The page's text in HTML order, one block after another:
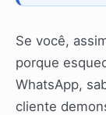
Se você,
porque
WhatsApp,
cliente